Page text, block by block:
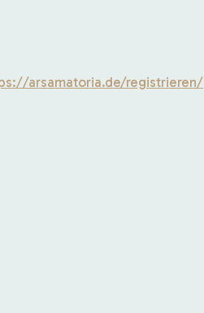
arsamatoria.de/registrieren/